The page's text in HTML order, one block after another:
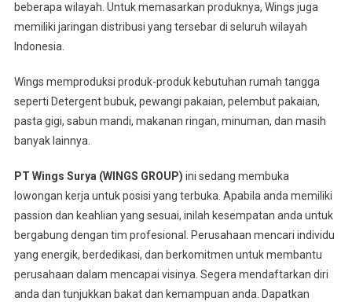
beberapa wilayah. Untuk memasarkan produknya, Wings juga
memiliki jaringan distribusi yang tersebar di seluruh wilayah
Indonesia.
Wings memproduksi produk-produk kebutuhan rumah tangga
seperti Detergent bubuk, pewangi pakaian, pelembut pakaian,
pasta gigi, sabun mandi, makanan ringan, minuman, dan masih
banyak lainnya.
PT Wings Surya (WINGS GROUP) ini sedang membuka
lowongan kerja untuk posisi yang terbuka. Apabila anda memiliki
passion dan keahlian yang sesuai, inilah kesempatan anda untuk
bergabung dengan tim profesional. Perusahaan mencari individu
yang energik, berdedikasi, dan berkomitmen untuk membantu
perusahaan dalam mencapai visinya. Segera mendaftarkan diri
anda dan tunjukkan bakat dan kemampuan anda. Dapatkan